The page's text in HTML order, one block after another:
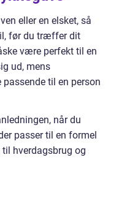
eller en elsket, så
før du træffer dit
være perfekt til en
ud, mens
til en person
når du
passer til en formel
til hverdagsbrug og